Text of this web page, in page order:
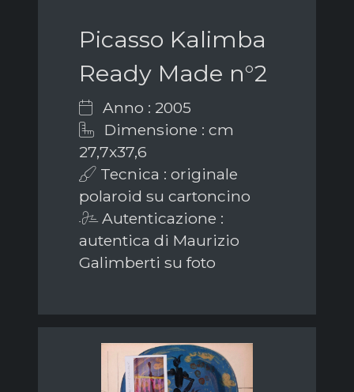
Picasso Kalimba
Ready Made n°2
Anno : 2005
Dimensione : cm
27,7x37,6
Tecnica : originale
polaroid su cartoncino
Autenticazione :
autentica di Maurizio
Galimberti su foto